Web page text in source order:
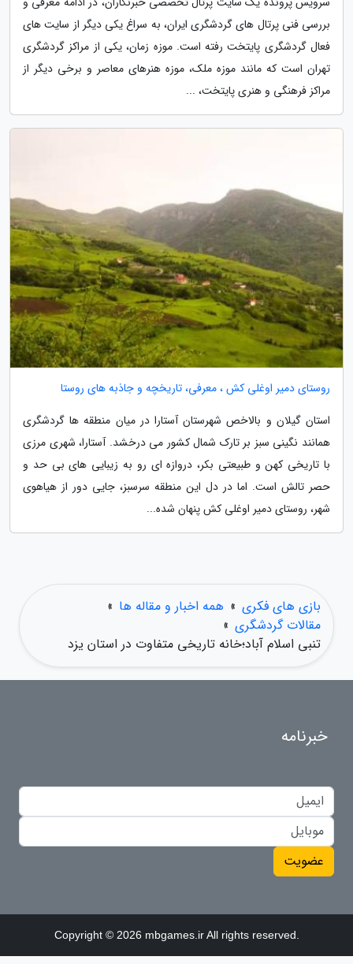
بررسی فنی پرتال های گردشگری ایران، به سراغ یکی دیگر از سایت های
فعال گردشگری پایتخت رفته است. موزه زمان، یکی از مراکز گردشگری
تهران است که مانند موزه ملک، موزه هنرهای معاصر و برخی دیگر از
مراکز فرهنگی و هنری پایتخت، ...
روستای دمیر اوغلی کش ، معرفی، تاریخچه و جاذبه های روستا
استان گیلان و بالاخص شهرستان آستارا در میان منطقه ها گردشگری
همانند نگینی سبز بر تارک شمال کشور می درخشد. آستارا، شهری مرزی
با تاریخی کهن و طبیعتی بکر، دروازه ای رو به زیبایی های بی حد و
حصر تالش است. اما در دل این منطقه سرسبز، جایی دور از هیاهوی
شهر، روستای دمیر اوغلی کش پنهان شده...
بازی های فکری » همه اخبار و مقاله ها »
مقالات گردشگری »
تنبی اسلام آباد؛خانه تاریخی متفاوت در استان یزد
خبرنامه
عضویت
Copyright © 2026 mbgames.ir All rights reserved.